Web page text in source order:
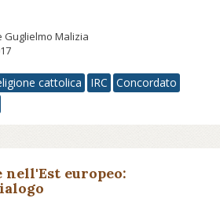
Guglielmo Malizia
cattolica
IRC
Concordato
nell'Est europeo: